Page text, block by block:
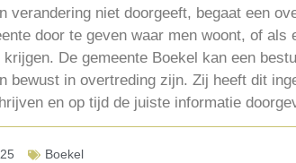
verandering niet doorgeeft, begaat een
door te geven waar men woont, of
De gemeente Boekel kan een
bewust in overtreding zijn. Zij heeft dit
en op tijd de juiste informatie
Boekel